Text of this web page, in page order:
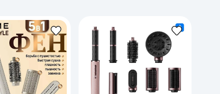
Fitnes-brasletlar
Soat kamarlari
Foto apparatlari va Video-
kameralar
Fotoapparatlari